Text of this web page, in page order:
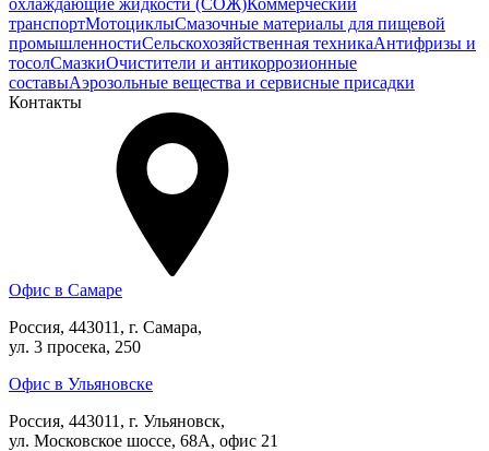
транспортМотоциклыСмазочные материалы для пищевой
промышленностиСельскохозяйственная техникаАнтифризы и
тосолСмазкиОчистители и антикоррозионные
составыАэрозольные вещества и сервисные присадки
Контакты
Офис в Самаре
Россия, 443011, г. Самара,
ул. 3 просека, 250
Офис в Ульяновске
Россия, 443011, г. Ульяновск,
ул. Московское шоссе, 68А, офис 21